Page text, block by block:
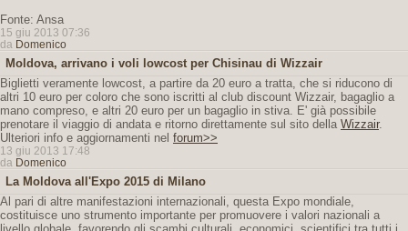
Fonte: Ansa
15 giu 2013 07:36
da Domenico
Moldova, arrivano i voli lowcost per Chisinau di Wizzair
Biglietti veramente lowcost, a partire da 20 euro a tratta, che si riducono di
altri 10 euro per coloro che sono iscritti al club discount Wizzair, bagaglio a
mano compreso, e altri 20 euro per un bagaglio in stiva. E' già possibile
prenotare il viaggio di andata e ritorno direttamente sul sito della Wizzair.
Ulteriori info e aggiornamenti nel forum>>
13 giu 2013 17:48
da Domenico
La Moldova all'Expo 2015 di Milano
Al pari di altre manifestazioni internazionali, questa Expo mondiale,
costituisce uno strumento importante per promuovere i valori nazionali a